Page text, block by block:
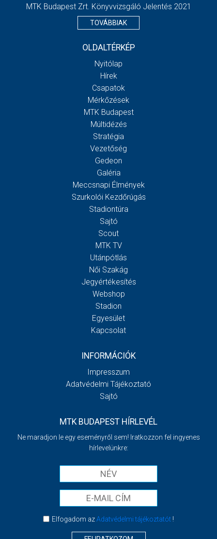
MTK Budapest Zrt. Könyvvizsgáló Jelentés 2021
TOVÁBBIAK
OLDALTÉRKÉP
Nyitólap
Hírek
Csapatok
Mérkőzések
MTK Budapest
Múltidézés
Stratégia
Vezetőség
Gedeon
Galéria
Meccsnapi Élmények
Szurkolói Kezdőrúgás
Stadiontúra
Sajtó
Scout
MTK TV
Utánpótlás
Női Szakág
Jegyértékesítés
Webshop
Stadion
Egyesület
Kapcsolat
INFORMÁCIÓK
Impresszum
Adatvédelmi Tájékoztató
Sajtó
MTK BUDAPEST HÍRLEVÉL
Ne maradjon le egy eseményről sem! Iratkozzon fel ingyenes
hírlevelünkre:
Elfogadom azAdatvédelmi tájékoztatót!